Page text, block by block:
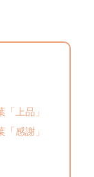
上品」
感謝」